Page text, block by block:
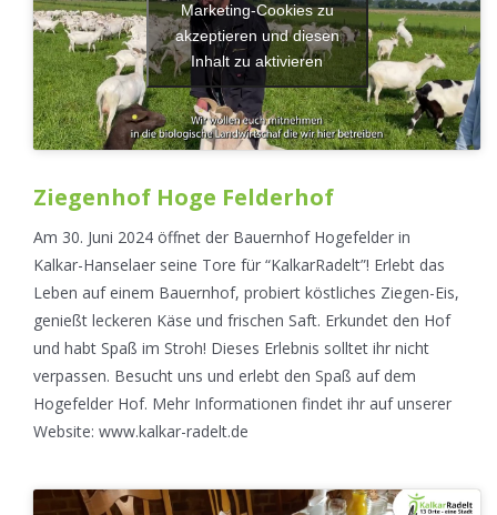
Marketing-Cookies zu
akzeptieren und diesen
Inhalt zu aktivieren
Ziegenhof Hoge Felderhof
Am 30. Juni 2024 öffnet der Bauernhof Hogefelder in
Kalkar-Hanselaer seine Tore für “KalkarRadelt”! Erlebt das
Leben auf einem Bauernhof, probiert köstliches Ziegen-Eis,
genießt leckeren Käse und frischen Saft. Erkundet den Hof
und habt Spaß im Stroh! Dieses Erlebnis solltet ihr nicht
verpassen. Besucht uns und erlebt den Spaß auf dem
Hogefelder Hof. Mehr Informationen findet ihr auf unserer
Website: www.kalkar-radelt.de